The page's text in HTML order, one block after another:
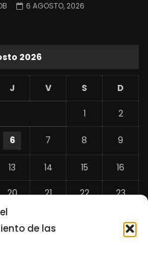
de las
6 AGOSTO, 2026
2026
J V S D
1 2
6 7 8 9
13 14 15 16
20 21 22 23
27